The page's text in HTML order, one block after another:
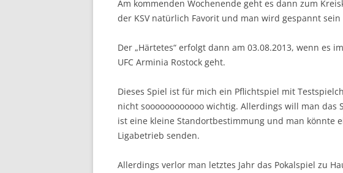
Am kommenden Wochenende geht es dann zum
der KSV natürlich Favorit und man wird gespannt
Der „Härtetes“ erfolgt dann am 03.08.2013, wenn es
UFC Arminia Rostock geht.
Dieses Spiel ist für mich ein Pflichtspiel mit
nicht soooooooooooo wichtig. Allerdings will man
ist eine kleine Standortbestimmung und man könnte
Ligabetrieb senden.
Allerdings verlor man letztes Jahr das Pokalspiel zu